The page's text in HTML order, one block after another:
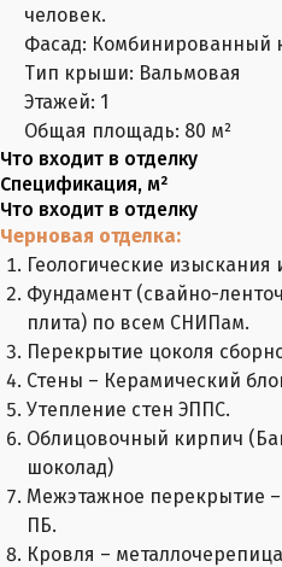
человек.
Фасад: Комбинированный
Тип крыши: Вальмовая
Этажей: 1
Общая площадь: 80 м²
Что входит в отделку
Спецификация, м²
Что входит в отделку
Черновая отделка:
Геологические изыскания
Фундамент (свайно-
плита) по всем СНИПам.
Перекрытие цоколя
Стены – Керамический
Утепление стен ЭППС.
Облицовочный кирпич
шоколад)
Межэтажное перекрытие
ПБ.
Кровля –